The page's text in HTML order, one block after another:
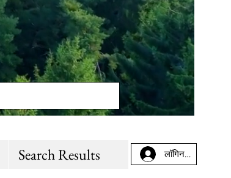
Search Results लॉगिन करें